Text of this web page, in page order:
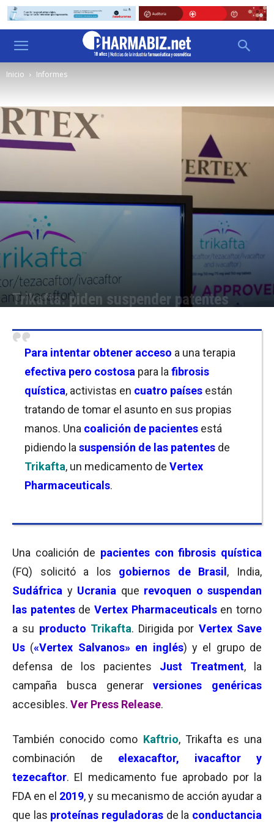
Inicio Informes
Trikafta: piden suspender patentes
Para intentar obtener acceso a una terapia
efectiva pero costosa para la fibrosis
quística, activistas en cuatro países están
tratando de tomar el asunto en sus propias
manos. Una coalición de pacientes está
pidiendo la suspensión de las patentes de
Trikafta, un medicamento de Vertex
Pharmaceuticals.
Una coalición de pacientes con fibrosis quística
(FQ) solicitó a los gobiernos de Brasil , India,
Sudáfrica y Ucrania que revoquen o suspendan
las patentesdeVertex Pharmaceuticals en torno
a su producto Trikafta. Dirigida por Vertex Save
Us («Vertex Salvanos» en inglés) y el grupo de
defensa de los pacientes Just Treatment, la
campaña busca generarversiones genéricas
accesibles. Ver Press Release.
También conocido como Kaftrio, Trikafta es una
combinación de elexacaftor, ivacaftor y
tezecaftor. El medicamento fue aprobado por la
FDA en el 2019, y su mecanismo de acción ayudar a
que las proteínas reguladoras de la conductancia